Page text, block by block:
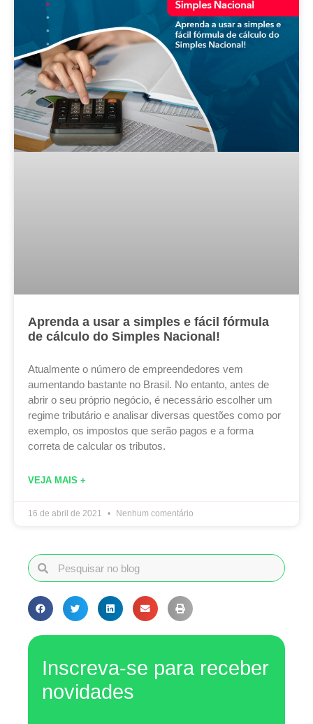
Aprenda a usar a simples e fácil fórmula
de cálculo do Simples Nacional!
Atualmente o número de empreendedores vem
aumentando bastante no Brasil. No entanto, antes de
abrir o seu próprio negócio, é necessário escolher um
regime tributário e analisar diversas questões como por
exemplo, os impostos que serão pagos e a forma
correta de calcular os tributos.
VEJA MAIS +
16 de abril de 2021 Nenhum comentário
Inscreva-se para receber
novidades